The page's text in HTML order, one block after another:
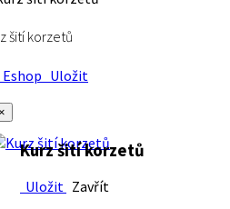
šití korzetů
Uložit
Kurz šití korzetů
Uložit Zavřít